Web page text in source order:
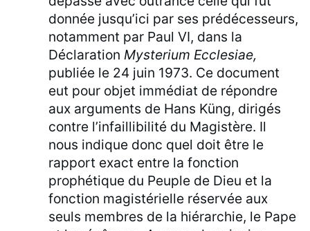
donnée jusqu’ici par ses prédécesseurs,
notamment par Paul VI, dans la
DéclarationMysterium Ecclesiae,
publiée le 24 juin 1973. Ce document
eut pour objet immédiat de répondre
aux arguments de Hans Küng, dirigés
contre l’infaillibilité du Magistère. Il
nous indique donc quel doit être le
rapport exact entre la fonction
prophétique du Peuple de Dieu et la
fonction magistérielle réservée aux
seuls membres de la hiérarchie, le Pape